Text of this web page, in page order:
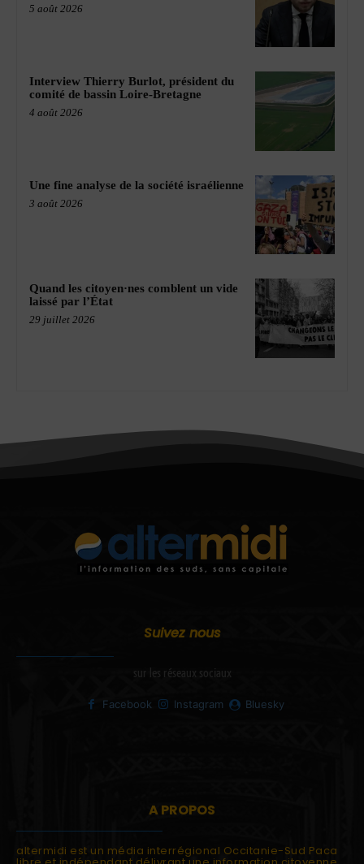
5 août 2026
Interview Thierry Burlot, président du
comité de bassin Loire-Bretagne
4 août 2026
Une fine analyse de la société israélienne
3 août 2026
Quand les citoyen·nes comblent un vide
laissé par l’État
29 juillet 2026
Suivez nous
sur les réseaux sociaux
Facebook Instagram Bluesky
A PROPOS
altermidi est un média interrégional Occitanie-Sud Paca